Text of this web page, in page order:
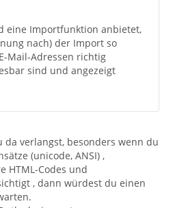
eine Importfunktion anbietet,
nach) der Import so
Mail-Adressen richtig
sind und angezeigt
da verlangst, besonders wenn du
(unicode, ANSI) ,
HTML-Codes und
, dann würdest du einen